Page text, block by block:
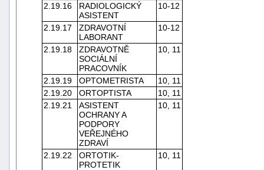
2.19.16
RADIOLOGICKÝ
ASISTENT
10-12
2.19.17
ZDRAVOTNÍ
LABORANT
10-12
2.19.18
ZDRAVOTNĚ
SOCIÁLNÍ
PRACOVNÍK
10, 11
2.19.19 OPTOMETRISTA
10, 11
2.19.20
ORTOPTISTA
10, 11
2.19.21
ASISTENT
OCHRANY A
PODPORY
VEŘEJNÉHO
ZDRAVÍ
10, 11
2.19.22
ORTOTIK-
PROTETIK
10, 11